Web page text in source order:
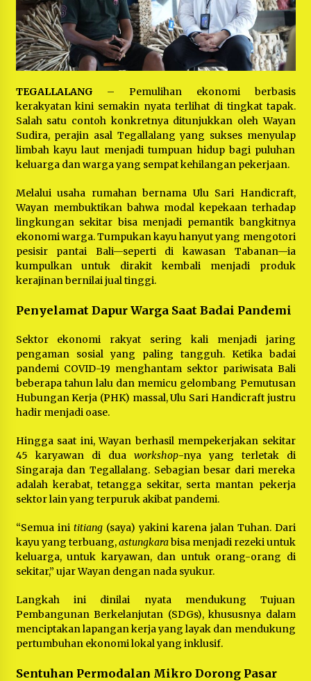
Support Camat Kedungwaringin Memberikan
Logistik Ke Posko Jurpala Kosmi
1 tahun ago
Ucapan Terimakasih Ketua Umum Jurpala
Indonesia dan KOSMI Indonesia Atas Respon
Timur yang Tangkap Oknum Ormas Terkait
Pengusiran Pendirian Posko
1 tahun ago
Kodim 0509 Kabupaten Bekasi Terima 20
Perahu Bantuan Dari Panglima TNI
1 tahun ago
Gelar STQ ke-VII
1 tahun ago
TEGALLALANG – Pemulihan ekonomi berbasis
kerakyatan kini semakin nyata terlihat di tingkat tapak.
Salah satu contoh konkretnya ditunjukkan oleh Wayan
Sudira, perajin asal Tegallalang yang sukses menyulap
limbah kayu laut menjadi tumpuan hidup bagi puluhan
keluarga dan warga yang sempat kehilangan pekerjaan.
Melalui usaha rumahan bernama Ulu Sari Handicraft,
Wayan membuktikan bahwa modal kepekaan terhadap
lingkungan sekitar bisa menjadi pemantik bangkitnya
ekonomi warga. Tumpukan kayu hanyut yang mengotori
pesisir pantai Bali—seperti di kawasan Tabanan—ia
kumpulkan untuk dirakit kembali menjadi produk
kerajinan bernilai jual tinggi.
Penyelamat Dapur Warga Saat Badai Pandemi
Sektor ekonomi rakyat sering kali menjadi jaring
pengaman sosial yang paling tangguh. Ketika badai
pandemi COVID-19 menghantam sektor pariwisata Bali
beberapa tahun lalu dan memicu gelombang Pemutusan
Hubungan Kerja (PHK) massal, Ulu Sari Handicraft justru
hadir menjadi oase.
Hingga saat ini, Wayan berhasil mempekerjakan sekitar
45 karyawan di dua workshop-nya yang terletak di
Singaraja dan Tegallalang. Sebagian besar dari mereka
adalah kerabat, tetangga sekitar, serta mantan pekerja
sektor lain yang terpuruk akibat pandemi.
“Semua ini titiang(saya) yakini karena jalan Tuhan. Dari
kayu yang terbuang,astungkarabisa menjadi rezeki untuk
keluarga, untuk karyawan, dan untuk orang-orang di
sekitar,” ujar Wayan dengan nada syukur.
Langkah ini dinilai nyata mendukung Tujuan
Pembangunan Berkelanjutan (SDGs), khususnya dalam
menciptakan lapangan kerja yang layak dan mendukung
pertumbuhan ekonomi lokal yang inklusif.
Sentuhan Permodalan Mikro Dorong Pasar